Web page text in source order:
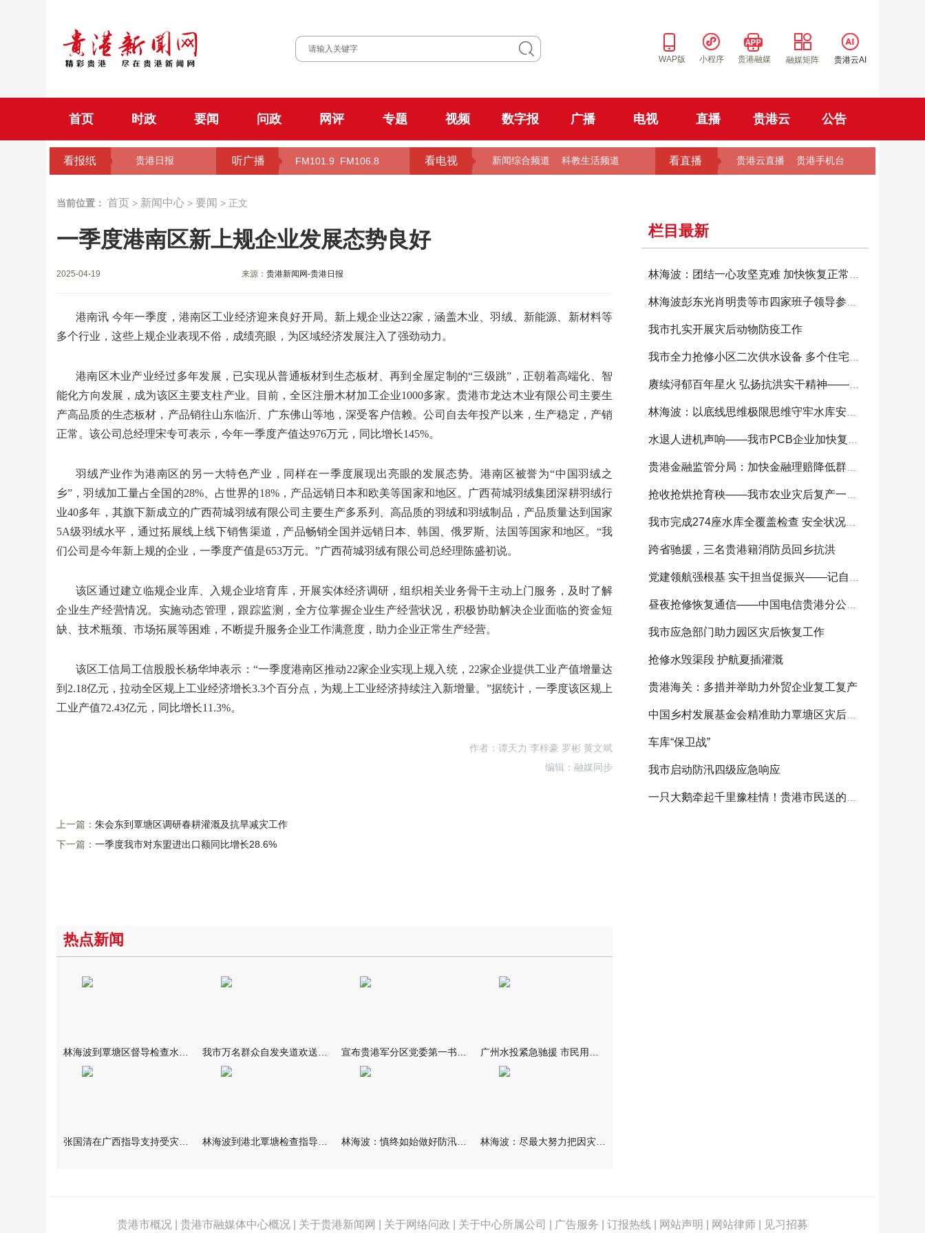
WAP版 小程序 贵港融媒 融媒矩阵 贵港云AI
首页 时政 要闻 问政 网评 专题 视频 数字报 广播 电视 直播 贵港云 公告
看报纸 贵港日报 听广播 FM101.9 FM106.8 看电视 新闻综合频道 科教生活频道 看直播 贵港云直播 贵港手机台
当前位置： 首页 > 新闻中心 > 要闻 > 正文
一季度港南区新上规企业发展态势良好
2025-04-19 来源：贵港新闻网-贵港日报
港南讯 今年一季度，港南区工业经济迎来良好开局。新上规企业达22家，涵盖木业、羽绒、新能源、新材料等
多个行业，这些上规企业表现不俗，成绩亮眼，为区域经济发展注入了强劲动力。
港南区木业产业经过多年发展，已实现从普通板材到生态板材、再到全屋定制的“三级跳”，正朝着高端化、智
能化方向发展，成为该区主要支柱产业。目前，全区注册木材加工企业1000多家。贵港市龙达木业有限公司主要生
产高品质的生态板材，产品销往山东临沂、广东佛山等地，深受客户信赖。公司自去年投产以来，生产稳定，产销
正常。该公司总经理宋专可表示，今年一季度产值达976万元，同比增长145%。
羽绒产业作为港南区的另一大特色产业，同样在一季度展现出亮眼的发展态势。港南区被誉为“中国羽绒之
乡”，羽绒加工量占全国的28%、占世界的18%，产品远销日本和欧美等国家和地区。广西荷城羽绒集团深耕羽绒行
业40多年，其旗下新成立的广西荷城羽绒有限公司主要生产多系列、高品质的羽绒和羽绒制品，产品质量达到国家
5A级羽绒水平，通过拓展线上线下销售渠道，产品畅销全国并远销日本、韩国、俄罗斯、法国等国家和地区。“我
们公司是今年新上规的企业，一季度产值是653万元。”广西荷城羽绒有限公司总经理陈盛初说。
该区通过建立临规企业库、入规企业培育库，开展实体经济调研，组织相关业务骨干主动上门服务，及时了解
企业生产经营情况。实施动态管理，跟踪监测，全方位掌握企业生产经营状况，积极协助解决企业面临的资金短
缺、技术瓶颈、市场拓展等困难，不断提升服务企业工作满意度，助力企业正常生产经营。
该区工信局工信股股长杨华坤表示：“一季度港南区推动22家企业实现上规入统，22家企业提供工业产值增量达
到2.18亿元，拉动全区规上工业经济增长3.3个百分点，为规上工业经济持续注入新增量。”据统计，一季度该区规上
工业产值72.43亿元，同比增长11.3%。
作者：谭天力 李梓豪 罗彬 黄文斌
编辑：融媒同步
上一篇： 朱会东到覃塘区调研春耕灌溉及抗旱减灾工作
下一篇： 一季度我市对东盟进出口额同比增长28.6%
热点新闻
栏目最新
我市扎实开展灾后动物防疫工作
跨省驰援，三名贵港籍消防员回乡抗洪
我市应急部门助力园区灾后恢复工作
抢修水毁渠段 护航夏插灌溉
贵港海关：多措并举助力外贸企业复工复产
车库“保卫战”
我市启动防汛四级应急响应
贵港市概况 贵港市融媒体中心概况 关于贵港新闻网 关于网络问政 关于中心所属公司 广告服务 订报热线 网站声明 网站律师 见习招募